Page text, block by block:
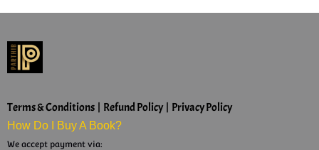
Terms & Conditions | Refund Policy | Privacy Policy
How Do I Buy A Book?
We accept payment via: